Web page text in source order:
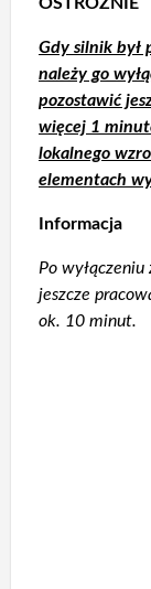
OSTROŻNIE
Gdy silnik był
należy go
pozostawić
więcej 1
lokalnego
elementach
Informacja
Po wyłączeniu
jeszcze
ok. 10 minut.